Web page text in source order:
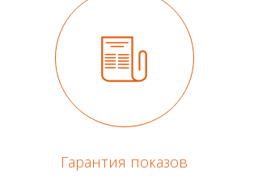
Гарантия показов